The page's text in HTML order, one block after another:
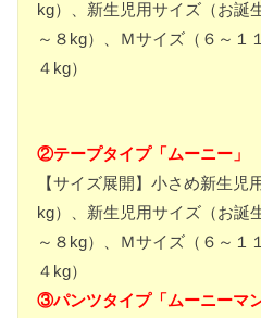
kg）、新生児用サイズ（お誕
～８kg）、Ｍサイズ（６～１
４kg）
②テープタイプ「ムーニー」
【サイズ展開】小さめ新生児
kg）、新生児用サイズ（お誕
～８kg）、Ｍサイズ（６～１
４kg）
③パンツタイプ「ムーニーマン